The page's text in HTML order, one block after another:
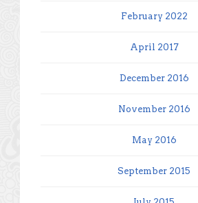
February 2022
April 2017
December 2016
November 2016
May 2016
September 2015